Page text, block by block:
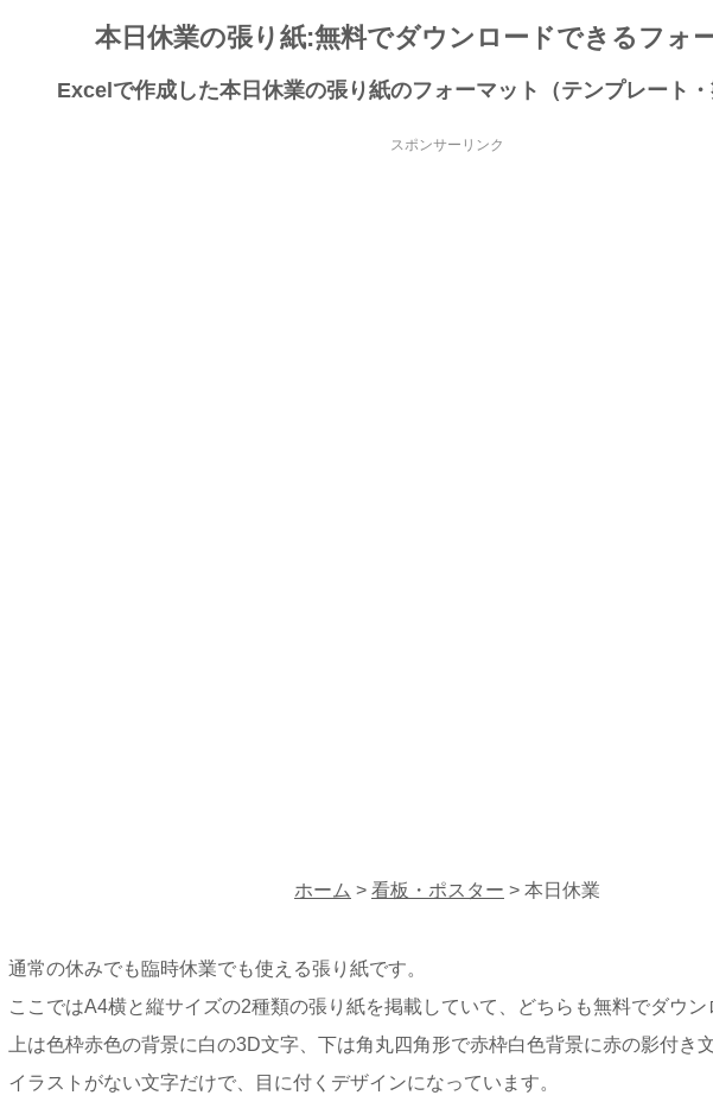
本日休業の張り紙:無料でダウンロードできるフォ
Excelで作成した本日休業の張り紙のフォーマット（テンプレート・
スポンサーリンク
ホーム > 看板・ポスター > 本日休業
通常の休みでも臨時休業でも使える張り紙です。
ここではA4横と縦サイズの2種類の張り紙を掲載していて、どちらも無料でダウン
上は色枠赤色の背景に白の3D文字、下は角丸四角形で赤枠白色背景に赤の影付き
イラストがない文字だけで、目に付くデザインになっています。